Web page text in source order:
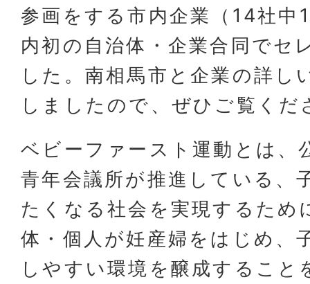
参画をする市内企業（14社中
内初の自治体・企業合同でセ
した。南相馬市と企業の詳し
しましたので、ぜひご覧くだ
ベビーファースト運動とは、
青年会議所が推進している、
たくなる社会を実現するため
体・個人が妊産婦をはじめ、
しやすい環境を醸成すること